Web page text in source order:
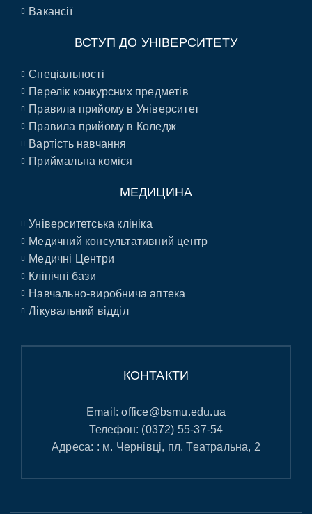
Вакансії
ВСТУП ДО УНІВЕРСИТЕТУ
Спеціальності
Перелік конкурсних предметів
Правила прийому в Університет
Правила прийому в Коледж
Вартість навчання
Приймальна коміся
МЕДИЦИНА
Університетська клініка
Медичний консультативний центр
Медичні Центри
Клінічні бази
Навчально-виробнича аптека
Лікувальний відділ
КОНТАКТИ
Email:office@bsmu.edu.ua
Телефон: (0372) 55-37-54
Адреса: : м. Чернівці, пл. Театральна, 2